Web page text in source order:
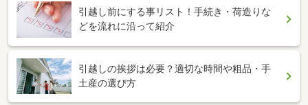
引越し前にする事リスト！手続き・荷造りな
どを流れに沿って紹介
引越しの挨拶は必要？適切な時間や粗品・手
土産の選び方